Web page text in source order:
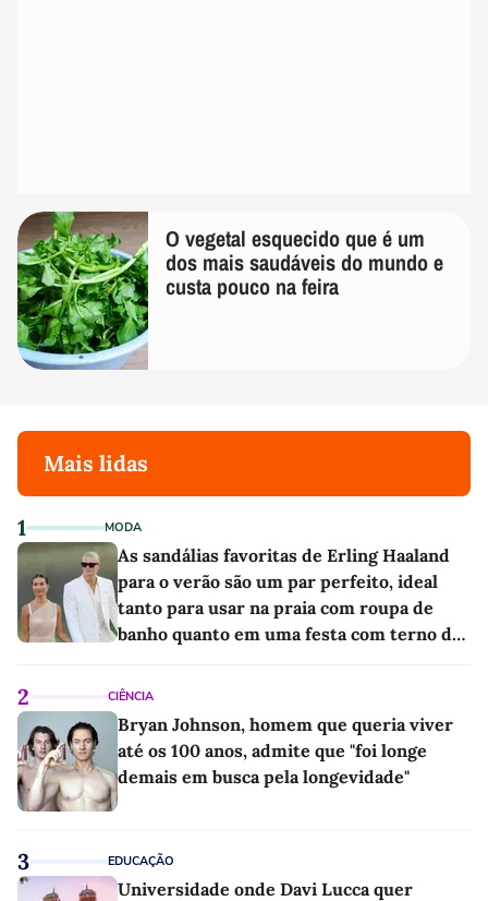
O vegetal esquecido que é um
dos mais saudáveis do mundo e
custa pouco na feira
Mais lidas
1 MODA
As sandálias favoritas de Erling Haaland
para o verão são um par perfeito, ideal
tanto para usar na praia com roupa de
banho quanto em uma festa com terno de
2 CIÊNCIA
Bryan Johnson, homem que queria viver
até os 100 anos, admite que "foi longe
demais em busca pela longevidade"
3 EDUCAÇÃO
Universidade onde Davi Lucca quer